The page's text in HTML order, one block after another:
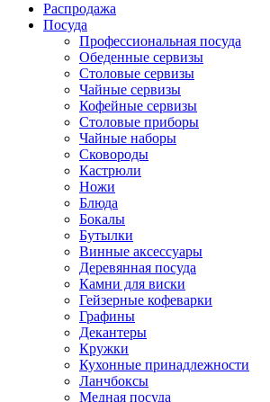
Распродажа
Посуда
Профессиональная посуда
Обеденные сервизы
Столовые сервизы
Чайные сервизы
Кофейные сервизы
Столовые приборы
Чайные наборы
Сковороды
Кастрюли
Ножи
Блюда
Бокалы
Бутылки
Винные аксессуары
Деревянная посуда
Камни для виски
Гейзерные кофеварки
Графины
Декантеры
Кружки
Кухонные принадлежности
Ланчбоксы
Медная посуда